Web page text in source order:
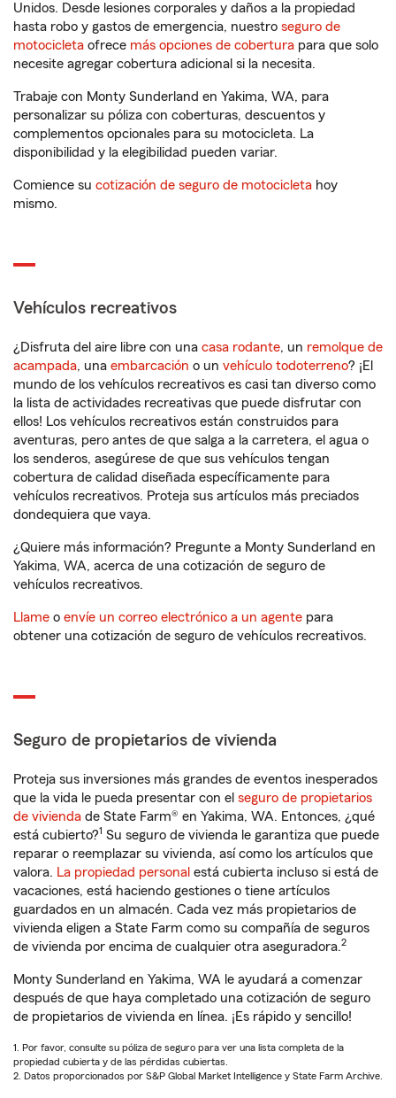
Unidos. Desde lesiones corporales y daños a la propiedad
hasta robo y gastos de emergencia, nuestro seguro de
motocicleta ofrece más opciones de cobertura para que solo
necesite agregar cobertura adicional si la necesita.
Trabaje con Monty Sunderland en Yakima, WA, para
personalizar su póliza con coberturas, descuentos y
complementos opcionales para su motocicleta. La
disponibilidad y la elegibilidad pueden variar.
Comience su cotización de seguro de motocicleta hoy
mismo.
Vehículos recreativos
¿Disfruta del aire libre con una casa rodante, un remolque de
acampada, una embarcación o un vehículo todoterreno? ¡El
mundo de los vehículos recreativos es casi tan diverso como
la lista de actividades recreativas que puede disfrutar con
ellos! Los vehículos recreativos están construidos para
aventuras, pero antes de que salga a la carretera, el agua o
los senderos, asegúrese de que sus vehículos tengan
cobertura de calidad diseñada específicamente para
vehículos recreativos. Proteja sus artículos más preciados
dondequiera que vaya.
¿Quiere más información? Pregunte a Monty Sunderland en
Yakima, WA, acerca de una cotización de seguro de
vehículos recreativos.
Llame o envíe un correo electrónico a un agente para
obtener una cotización de seguro de vehículos recreativos.
Seguro de propietarios de vivienda
Proteja sus inversiones más grandes de eventos inesperados
que la vida le pueda presentar con el seguro de propietarios
de vivienda de State Farm® en Yakima, WA. Entonces, ¿qué
está cubierto?1 Su seguro de vivienda le garantiza que puede
reparar o reemplazar su vivienda, así como los artículos que
valora. La propiedad personal está cubierta incluso si está de
vacaciones, está haciendo gestiones o tiene artículos
guardados en un almacén. Cada vez más propietarios de
vivienda eligen a State Farm como su compañía de seguros
de vivienda por encima de cualquier otra aseguradora.2
Monty Sunderland en Yakima, WA le ayudará a comenzar
después de que haya completado una cotización de seguro
de propietarios de vivienda en línea. ¡Es rápido y sencillo!
1. Por favor, consulte su póliza de seguro para ver una lista completa de la
propiedad cubierta y de las pérdidas cubiertas.
2. Datos proporcionados por S&P Global Market Intelligence y State Farm Archive.